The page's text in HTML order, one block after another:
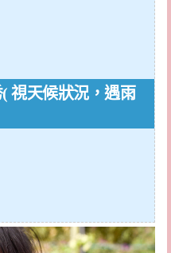
視天候狀況，遇雨